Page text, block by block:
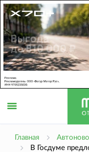
Главная
В Госдуме